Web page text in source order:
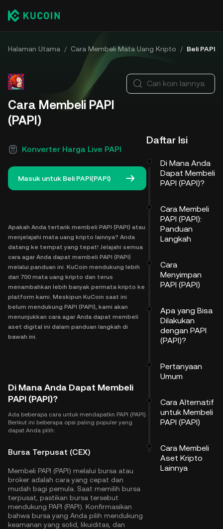
Halaman Utama / Cara Membeli Mata Uang Kripto / Beli PAPI
Cara Membeli PAPI
(PAPI)
Konverter Harga Live PAPI
Masuk untuk Beli PAPI(PAPI)
Apakah Anda tertarik membeli PAPI (PAPI) atau
menjelajahi mata uang kripto lainnya? Anda
datang ke tempat yang tepat! Jelajahi semua
cara agar Anda dapat membeli PAPI (PAPI)
melalui panduan ini. KuCoin mendukung lebih
dari 700 mata uang kripto dan terus
menambahkan lebih banyak permata kripto ke
platform kami. Meskipun KuCoin saat ini
belum mendukung PAPI (PAPI), kami akan
menunjukkan cara agar Anda dapat membeli
aset digital ini dalam panduan langkah di
bawah ini.
Di Mana Anda Dapat Membeli
PAPI (PAPI)?
Ada beberapa cara untuk mendapatkn PAPI (PAPI).
Berikut ini beberapa opsi paling populer yang
dapat Anda pilih:
Bursa Terpusat (CEX)
Membeli PAPI (PAPI) melalui bursa atau
broker adalah cara yang cepat dan
mudah bagi pemula. Saat memilih bursa
terpusat, pastikan bursa tersebut
mendukung PAPI (PAPI). Konfirmasikan
bahwa bursa yang Anda pilih mendukung
keamanan yang solid, likuiditas, dan
Cari koin lainnya
Daftar Isi
Di Mana Anda
Dapat Membeli
PAPI (PAPI)?
Cara Membeli
PAPI (PAPI):
Panduan
Langkah
Cara
Menyimpan
PAPI (PAPI)
Apa yang Bisa
Dilakukan
dengan PAPI
(PAPI)?
Pertanyaan
Umum
Cara Alternatif
untuk Membeli
PAPI (PAPI)
Cara Membeli
Aset Kripto
Lainnya